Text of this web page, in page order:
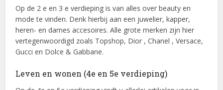
Op de 2 e en 3 e verdieping is van alles over beauty en
mode te vinden. Denk hierbij aan een juwelier, kapper,
heren- en dames accesoires. Alle grote merken zijn hier
vertegenwoordigd zoals Topshop, Dior , Chanel , Versace,
Gucci en Dolce & Gabbane.
Leven en wonen (4e en 5e verdieping)